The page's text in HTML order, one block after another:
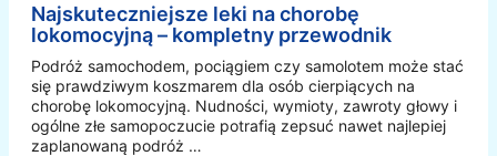
Najskuteczniejsze leki na chorobę
lokomocyjną – kompletny przewodnik
Podróż samochodem, pociągiem czy samolotem może stać
się prawdziwym koszmarem dla osób cierpiących na
chorobę lokomocyjną. Nudności, wymioty, zawroty głowy i
ogólne złe samopoczucie potrafią zepsuć nawet najlepiej
zaplanowaną podróż …